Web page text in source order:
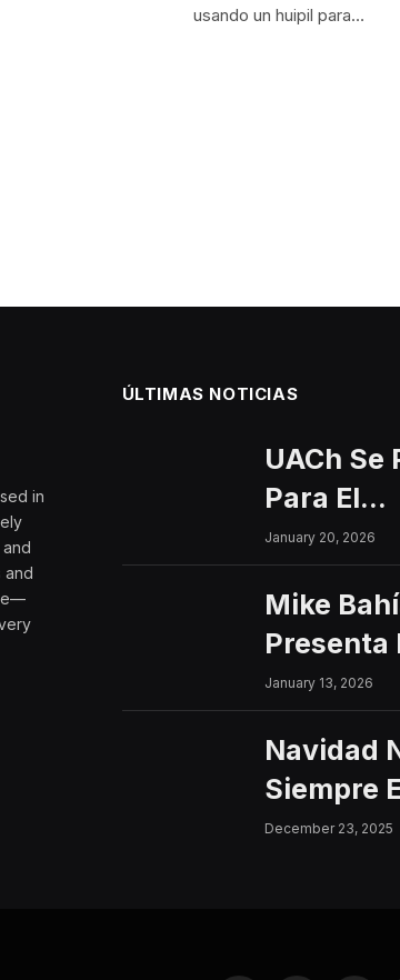
usando un huipil para…
in
and
ÚLTIMAS NOTICIAS
UACh Se
Para El
2026
January 20, 2026
Mike
Presenta
Centro
Con Un
Gratuito
January 13, 2026
Navidad
Siempre
Sinónimo
December 23, 2025